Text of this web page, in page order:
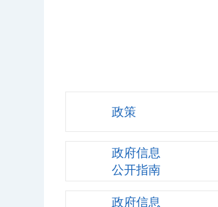
政策
政府信息
公开指南
政府信息